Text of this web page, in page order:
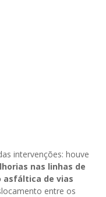
intervenções: houve
nas linhas de
asfáltica de vias
entre os